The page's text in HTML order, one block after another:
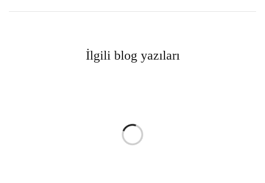
İlgili blog yazıları